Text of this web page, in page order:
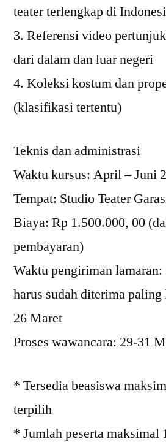
teater terlengkap di
3. Referensi video
dari dalam dan luar negeri
4. Koleksi kostum dan
(klasifikasi tertentu)
Teknis dan administrasi
Waktu kursus: April – Juni
Tempat: Studio Teater
Biaya: Rp 1.500.000, 00
pembayaran)
Waktu pengiriman lamaran:
harus sudah diterima
26 Maret
Proses wawancara: 29-31
* Tersedia beasiswa
terpilih
* Jumlah peserta maksimal